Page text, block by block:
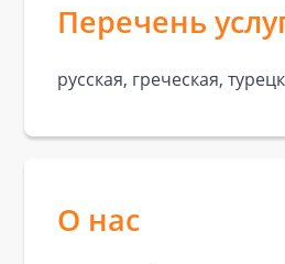
Перечень
русская, греческая,
О нас